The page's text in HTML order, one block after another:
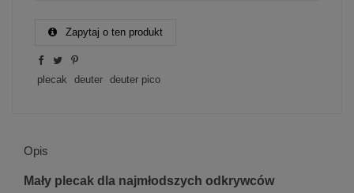
Zapytaj o ten produkt
plecak deuter deuter pico
Opis
Mały plecak dla najmłodszych odkrywców